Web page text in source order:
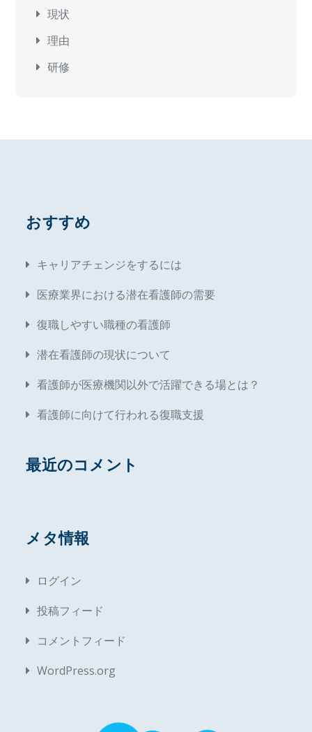
現状
理由
研修
おすすめ
キャリアチェンジをするには
医療業界における潜在看護師の需要
復職しやすい職種の看護師
潜在看護師の現状について
看護師が医療機関以外で活躍できる場とは？
看護師に向けて行われる復職支援
最近のコメント
メタ情報
ログイン
投稿フィード
コメントフィード
WordPress.org